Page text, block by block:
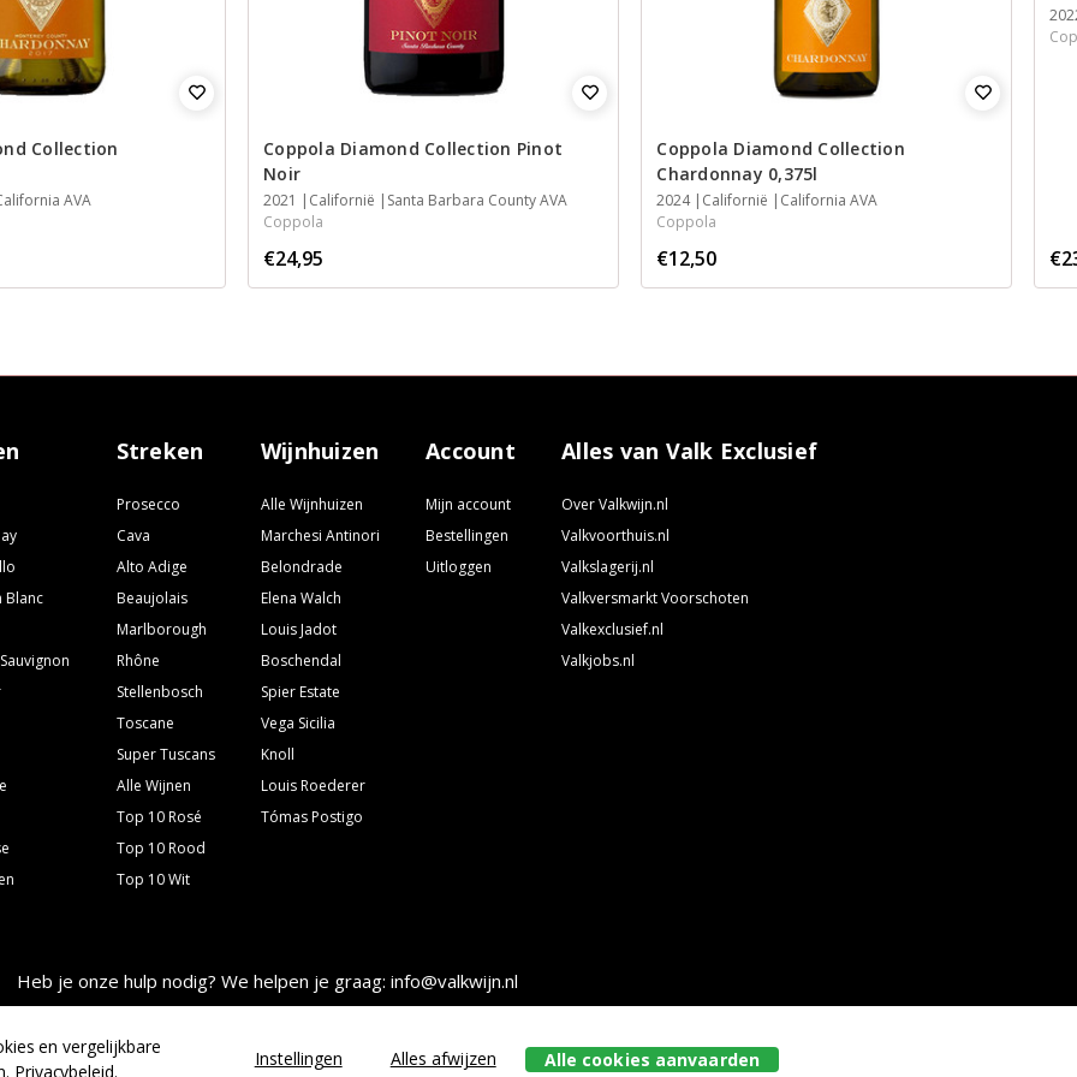
Collection
AVA
Coppola Diamond Collection Pinot
Noir
2021 Californië
Santa Barbara County AVA
Coppola
€24,95
Coppola Diamond Collection
Chardonnay 0,375l
2024 Californië
California AVA
Coppola
€12,50
Blanc
Streken
Prosecco
Cava
Alto Adige
Beaujolais
Marlborough
Rhône
Stellenbosch
Toscane
Super Tuscans
Alle Wijnen
Top 10 Rosé
Top 10 Rood
Top 10 Wit
Wijnhuizen
Alle Wijnhuizen
Marchesi Antinori
Belondrade
Elena Walch
Louis Jadot
Boschendal
Spier Estate
Vega Sicilia
Knoll
Louis Roederer
Tómas Postigo
Account
Mijn account
Bestellingen
Uitloggen
Alles van Valk Exclusief
Over Valkwijn.nl
Valkvoorthuis.nl
Valkslagerij.nl
Valkversmarkt Voorschoten
Valkexclusief.nl
Valkjobs.nl
Heb je onze hulp nodig? We helpen je graag: info@valkwijn.nl
en vergelijkbare
Privacybeleid.
Instellingen Alles afwijzen Alle cookies aanvaarden